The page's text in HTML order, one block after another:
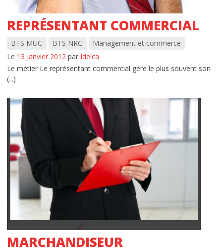
REPRÉSENTANT COMMERCIAL
BTS MUC BTS NRC
Management et commerce
Le 13 janvier 2012 par Idelca
Le métier Le représentant commercial gère le plus souvent son
(...)
MARCHANDISEUR